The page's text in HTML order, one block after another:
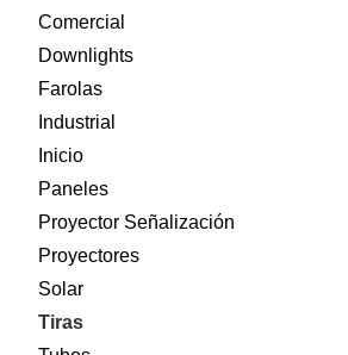
Comercial
Downlights
Farolas
Industrial
Inicio
Paneles
Proyector Señalización
Proyectores
Solar
Tiras